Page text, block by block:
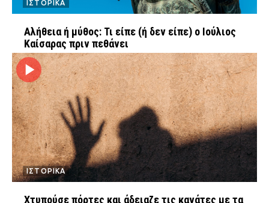
Σπίτι
Σχέσεις
AGENDA
Agenda
Επιλογές
Εισιτήρια
ΙΣΤΟΡΙΚΑ
Αλήθεια ή μύθος: Τι είπε (ή δεν είπε) ο Ιούλιος
Καίσαρας πριν πεθάνει
ΙΣΤΟΡΙΚΑ
Χτυπούσε πόρτες και άδειαζε τις κανάτες με τα